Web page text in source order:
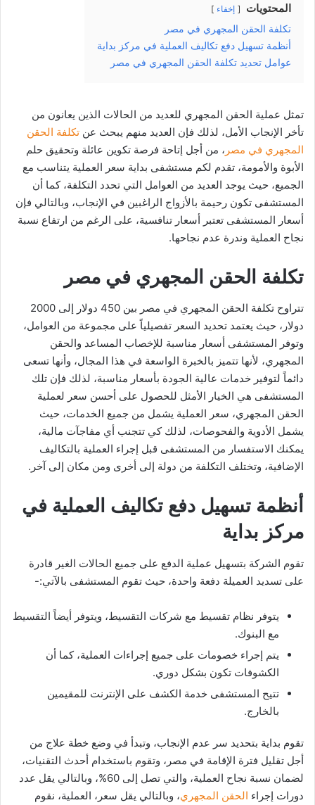
المحتويات إخفاء
تكلفة الحقن المجهري في مصر
أنظمة تسهيل دفع تكاليف العملية في مركز بداية
عوامل تحديد تكلفة الحقن المجهري في مصر
تمثل عملية الحقن المجهري للعديد من الحالات الذين يعانون من
تأخر الإنجاب الأمل، لذلك فإن العديد منهم يبحث عن تكلفة الحقن
المجهري في مصر ، من أجل إتاحة فرصة تكوين عائلة وتحقيق حلم
الأبوة والأمومة، تقدم لكم مستشفى بداية سعر العملية يتناسب مع
الجميع، حيث يوجد العديد من العوامل التي تحدد التكلفة، كما أن
المستشفى تكون رحيمة بالأزواج الراغبين في الإنجاب، وبالتالي فإن
أسعار المستشفى تعتبر أسعار تنافسية، على الرغم من ارتفاع نسبة
نجاح العملية وندرة عدم نجاحها.
تكلفة الحقن المجهري في مصر
تتراوح تكلفة الحقن المجهري في مصر بين 450 دولار إلى 2000
دولار، حيث يعتمد تحديد السعر تفصيلياً على مجموعة من العوامل،
وتوفر المستشفى أسعار مناسبة للإخصاب المساعد والحقن
المجهري، لأنها تتميز بالخبرة الواسعة في هذا المجال، وأنها تسعى
دائماً لتوفير خدمات عالية الجودة بأسعار مناسبة، لذلك فإن تلك
المستشفى هي الخيار الأمثل للحصول على أحسن سعر لعملية
الحقن المجهري، سعر العملية يشمل من جميع الخدمات، حيث
يشمل الأدوية والفحوصات، لذلك كي تتجنب أي مفاجآت مالية،
يمكنك الاستفسار من المستشفى قبل إجراء العملية بالتكاليف
الإضافية، وتختلف التكلفة من دولة إلى أخرى ومن مكان إلى آخر.
أنظمة تسهيل دفع تكاليف العملية في
مركز بداية
تقوم الشركة بتسهيل عملية الدفع على جميع الحالات الغير قادرة
على تسديد العميلة دفعة واحدة، حيث تقوم المستشفى بالآتي:-
يتوفر نظام تقسيط مع شركات التقسيط، ويتوفر أيضاً التقسيط
مع البنوك.
يتم إجراء خصومات على جميع إجراءات العملية، كما أن
الكشوفات تكون بشكل دوري.
تتيح المستشفى خدمة الكشف على الإنترنت للمقيمين
بالخارج.
تقوم بداية بتحديد سر عدم الإنجاب، وتبدأ في وضع خطة علاج من
أجل تقليل فترة الإقامة في مصر، وتقوم باستخدام أحدث التقنيات،
لضمان نسبة نجاح العملية، والتي تصل إلى 60%، وبالتالي يقل عدد
دورات إجراء الحقن المجهري، وبالتالي يقل سعر، العملية، نقوم